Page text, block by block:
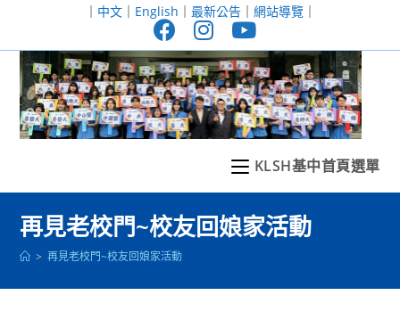
至
｜ 中文｜ English ｜ 最新公告｜ 網站導覽｜
KLSH基中首頁選單
再見老校門~校友回娘家活動
> 再見老校門~校友回娘家活動